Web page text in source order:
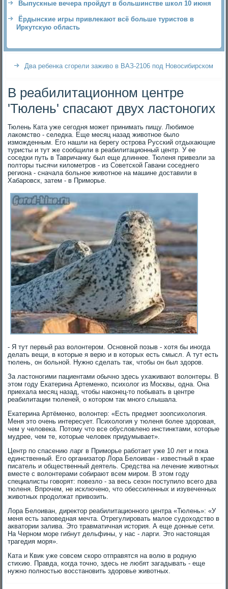
Выпускные вечера пройдут в большинстве школ 10 июня
Ёрдынские игры привлекают всё больше туристов в
Иркутскую область
Два ребенка сгорели заживо в ВАЗ-2106 под Новосибирском
В реабилитационном центре
'Тюлень' спасают двух ластоногих
Тюлень Ката уже сегодня может принимать пищу. Любимое
лакомство - селедка. Еще месяц назад животное было
изможденным. Его нашли на берегу острова Русский отдыхающие
туристы и тут же сообщили в реабилитационный центр. У ее
соседки путь в Тавричанку был еще длиннее. Тюленя привезли за
полторы тысячи километров - из Советской Гавани соседнего
региона - сначала больное животное на машине доставили в
Хабаровск, затем - в Приморье.
- Я тут первый раз волонтером. Основной позыв - хотя бы иногда
делать вещи, в которые я верю и в которых есть смысл. А тут есть
тюлень, он больной. Нужно сделать так, чтобы он был здоров.
За ластоногими пациентами обычно здесь ухаживают волонтеры. В
этом году Екатерина Артеменко, психолог из Москвы, одна. Она
приехала месяц назад, чтобы наконец-то побывать в центре
реабилитации тюленей, о котором так много слышала.
Екатерина Артёменко, волонтер: «Есть предмет зоопсихология.
Меня это очень интересует. Психология у тюленя более здоровая,
чем у человека. Потому что все обусловлено инстинктами, которые
мудрее, чем те, которые человек придумывает».
Центр по спасению ларг в Приморье работает уже 10 лет и пока
единственный. Его организатор Лора Белоиван - известный в крае
писатель и общественный деятель. Средства на лечение животных
вместе с волонтерами собирают всем миром. В этом году
специалисты говорят: повезло - за весь сезон поступило всего два
тюленя. Впрочем, не исключено, что обессиленных и изувеченных
животных продолжат привозить.
Лора Белоиван, директор реабилитационного центра «Тюлень»: «У
меня есть заповедная мечта. Отрегулировать малое судоходство в
акватории залива. Это травматичная история. А еще донные сети.
На Черном море гибнут дельфины, у нас - ларги. Это настоящая
трагедия моря».
Ката и Квик уже совсем скоро отправятся на волю в родную
стихию. Правда, когда точно, здесь не любят загадывать - еще
нужно полностью восстановить здоровье животных.